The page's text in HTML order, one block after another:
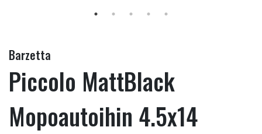
Barzetta
Piccolo MattBlack
Mopoautoihin 4.5x14